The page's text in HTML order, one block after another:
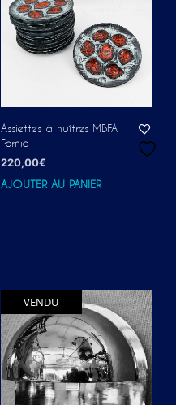
Assiettes à huîtres MBFA
Pornic
220,00€
AJOUTER AU PANIER
VENDU